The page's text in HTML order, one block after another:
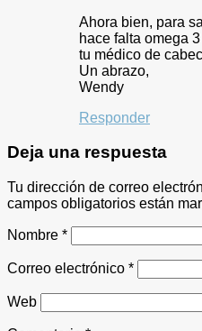
Ahora bien, para
hace falta omega
tu médico de
Un abrazo,
Wendy
Responder
Deja una respuesta
Tu dirección de correo
campos obligatorios están
Nombre *
Correo electrónico *
Web